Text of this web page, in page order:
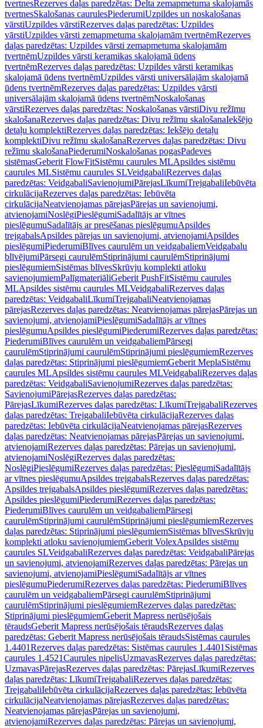
tvertnesRezerves daļas paredzētas: Delta zemapmetuma skalojamās
tvertnesSkalošanas caurulesPiederumiUzpildes un noskalošanas
vārstiUzpildes vārstiRezerves daļas paredzētas: Uzpildes
vārstiUzpildes vārsti zemapmetuma skalojamām tvertnēmRezerves
daļas paredzētas: Uzpildes vārsti zemapmetuma skalojamām
tvertnēmUzpildes vārsti keramikas skalojamā ūdens
tvertnēmRezerves daļas paredzētas: Uzpildes vārsti keramikas
skalojamā ūdens tvertnēmUzpildes vārsti universālajām skalojamā
ūdens tvertnēmRezerves daļas paredzētas: Uzpildes vārsti
universālajām skalojamā ūdens tvertnēmNoskalošanas
vārstiRezerves daļas paredzētas: Noskalošanas vārstiDivu režīmu
skalošanaRezerves daļas paredzētas: Divu režīmu skalošanaIekšējo
detaļu komplektiRezerves daļas paredzētas: Iekšējo detaļu
komplektiDivu režīmu skalošanaRezerves daļas paredzētas: Divu
režīmu skalošanaPiederumiNoskalošanas pogasPadeves
sistēmasGeberit FlowFitSistēmu caurules MLApsildes sistēmu
caurules MLSistēmu caurules SLVeidgabaliRezerves daļas
paredzētas: VeidgabaliSavienojumiPārejasLīkumiTrejgabaliIebūvēta
cirkulācijaRezerves daļas paredzētas: Iebūvēta
cirkulācijaNeatvienojamas pārejasPārejas un savienojumi,
atvienojamiNoslēgiPieslēgumiSadalītājs ar vītnes
pieslēgumuSadalītājs ar presēšanas pieslēgumuApsildes
trejgabalsApsildes pārejas un savienojumi, atvienojamiApsildes
pieslēgumiPiederumiBlīves caurulēm un veidgabaliemVeidgabalu
blīvējumiPārsegi caurulēmStiprinājumi caurulēmStiprinājumi
pieslēgumiemSistēmas blīvesSkrūvju komplekti atloku
savienojumiemPalīgmateriāliGeberit PushFitSistēmu caurules
MLApsildes sistēmu caurules MLVeidgabaliRezerves daļas
paredzētas: VeidgabaliLīkumiTrejgabaliNeatvienojamas
pārejasRezerves daļas paredzētas: Neatvienojamas pārejasPārejas un
savienojumi, atvienojamiPieslēgumiSadalītājs ar vītnes
pieslēgumuApsildes pieslēgumiPiederumiRezerves daļas paredzētas:
PiederumiBlīves caurulēm un veidgabaliemPārsegi
caurulēmStiprinājumi caurulēmStiprinājumi pieslēgumiemRezerves
daļas paredzētas: Stiprinājumi pieslēgumiemGeberit MeplaSistēmu
caurules MLApsildes sistēmu caurules MLVeidgabaliRezerves daļas
paredzētas: VeidgabaliSavienojumiRezerves daļas paredzētas:
SavienojumiPārejasRezerves daļas paredzētas:
PārejasLīkumiRezerves daļas paredzētas: LīkumiTrejgabaliRezerves
daļas paredzētas: TrejgabaliIebūvēta cirkulācijaRezerves daļas
paredzētas: Iebūvēta cirkulācijaNeatvienojamas pārejasRezerves
daļas paredzētas: Neatvienojamas pārejasPārejas un savienojumi,
atvienojamiRezerves daļas paredzētas: Pārejas un savienojumi,
atvienojamiNoslēgiRezerves daļas paredzētas:
NoslēgiPieslēgumiRezerves daļas paredzētas: PieslēgumiSadalītājs
ar vītnes pieslēgumuApsildes trejgabalsRezerves daļas paredzētas:
Apsildes trejgabalsApsildes pieslēgumiRezerves daļas paredzētas:
Apsildes pieslēgumiPiederumiRezerves daļas paredzētas:
PiederumiBlīves caurulēm un veidgabaliemPārsegi
caurulēmStiprinājumi caurulēmStiprinājumi pieslēgumiemRezerves
daļas paredzētas: Stiprinājumi pieslēgumiemSistēmas blīvesSkrūvju
komplekti atloku savienojumiemGeberit VolexApsildes sistēmu
caurules SLVeidgabaliRezerves daļas paredzētas: VeidgabaliPārejas
un savienojumi, atvienojamiRezerves daļas paredzētas: Pārejas un
savienojumi, atvienojamiPieslēgumiSadalītājs ar vītnes
pieslēgumuPiederumiRezerves daļas paredzētas: PiederumiBlīves
caurulēm un veidgabaliemPārsegi caurulēmStiprinājumi
caurulēmStiprinājumi pieslēgumiemRezerves daļas paredzētas:
Stiprinājumi pieslēgumiemGeberit Mapress nerūsējošais
tēraudsGeberit Mapress nerūsējošais tēraudsRezerves daļas
paredzētas: Geberit Mapress nerūsējošais tēraudsSistēmas caurules
1.4401Rezerves daļas paredzētas: Sistēmas caurules 1.4401 Sistēmas
caurules 1.4521Caurules nipelisUzmavasRezerves daļas paredzētas:
UzmavasPārejasRezerves daļas paredzētas: PārejasLīkumiRezerves
daļas paredzētas: LīkumiTrejgabaliRezerves daļas paredzētas:
TrejgabaliIebūvēta cirkulācijaRezerves daļas paredzētas: Iebūvēta
cirkulācijaNeatvienojamas pārejasRezerves daļas paredzētas:
Neatvienojamas pārejasPārejas un savienojumi,
atvienojamiRezerves daļas paredzētas: Pārejas un savienojumi,